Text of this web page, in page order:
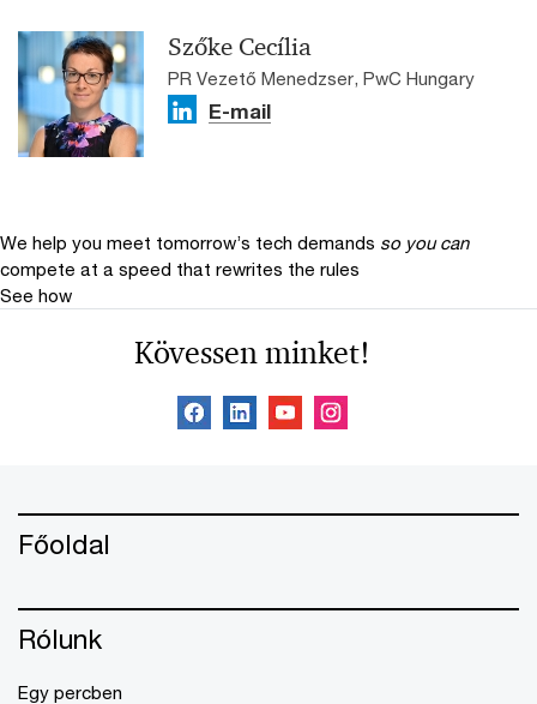
Szőke Cecília
PR Vezető Menedzser, PwC Hungary
E-mail
We help you meet tomorrow’s tech demands so you can
compete at a speed that rewrites the rules
See how
Kövessen minket!
Főoldal
Rólunk
Egy percben